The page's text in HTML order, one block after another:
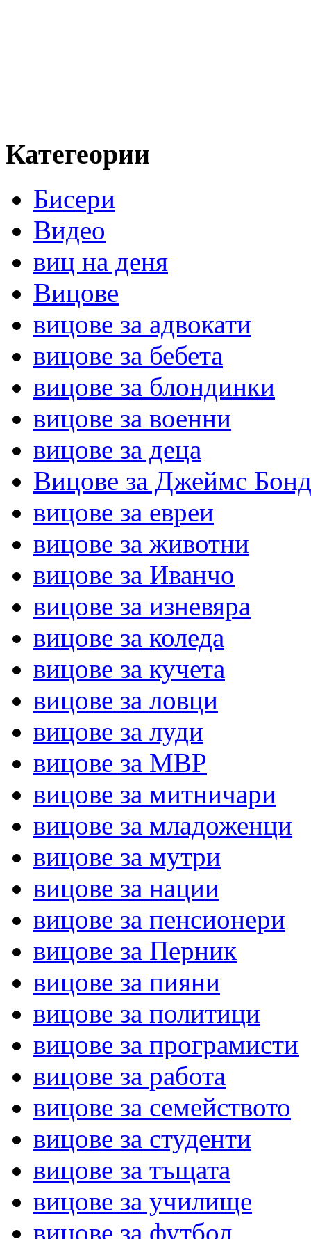
Категеории
Бисери
Видео
виц на деня
Вицове
вицове за адвокати
вицове за бебета
вицове за блондинки
вицове за военни
вицове за деца
Вицове за Джеймс Бонд
вицове за евреи
вицове за животни
вицове за Иванчо
вицове за изневяра
вицове за коледа
вицове за кучета
вицове за ловци
вицове за луди
вицове за МВР
вицове за митничари
вицове за младоженци
вицове за мутри
вицове за нации
вицове за пенсионери
вицове за Перник
вицове за пияни
вицове за политици
вицове за програмисти
вицове за работа
вицове за семейството
вицове за студенти
вицове за тъщата
вицове за училище
вицове за футбол